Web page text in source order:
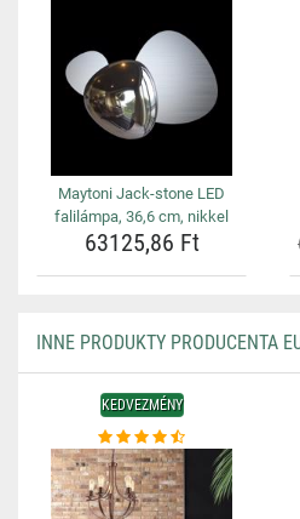
Maytoni Jack-stone LED
falilámpa, 36,6 cm, nikkel
63125,86 Ft
INNE PRODUKTY PRODUCENTA
KEDVEZMÉNY